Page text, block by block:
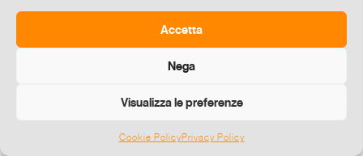
Accetta
Nega
Visualizza le preferenze
Cookie PolicyPrivacy Policy
10 Feb-04 Mar 2017
©2026 E-zine